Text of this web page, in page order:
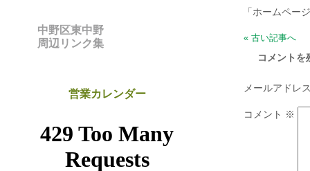
「ホームペー
« 古い記事へ
コメントを
メールアドレ
コメント ※
中野区東中野
周辺リンク集
営業カレンダー